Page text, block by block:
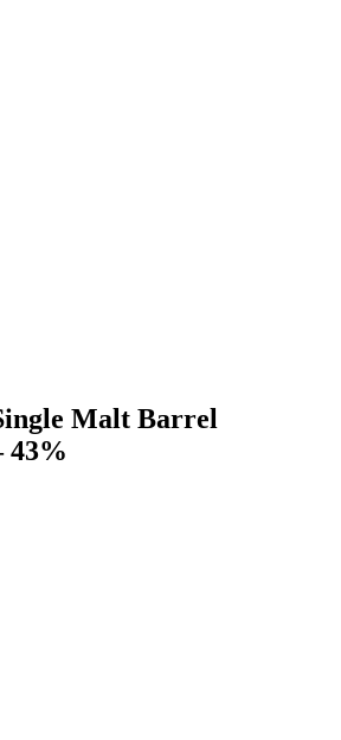
Malt Barrel
43%